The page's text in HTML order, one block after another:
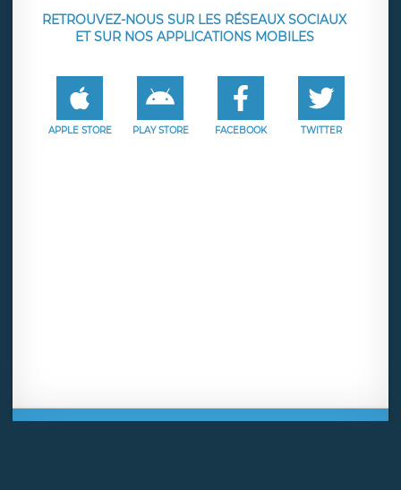
RETROUVEZ-NOUS SUR LES RÉSEAUX SOCIAUX
ET SUR NOS APPLICATIONS MOBILES
APPLE STORE PLAY STORE FACEBOOK TWITTER